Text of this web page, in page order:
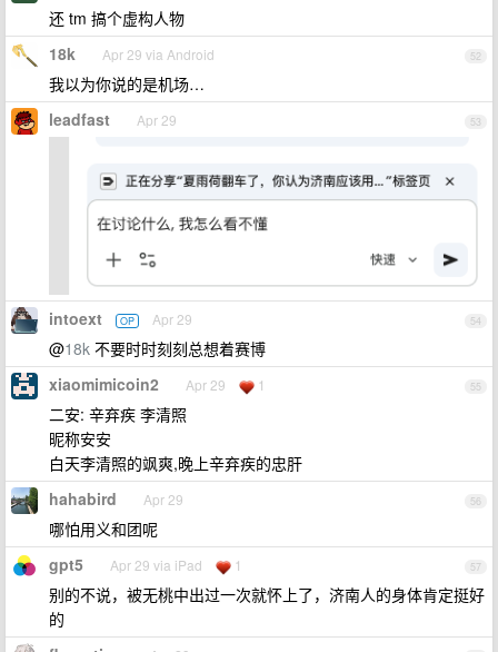
还 tm 搞个虚构人物
52
18k Apr 29 via Android
我以为你说的是机场…
53
leadfast Apr 29
54
intoext OP Apr 29
@18k 不要时时刻刻总想着赛博
55
xiaomimicoin2 Apr 29 1
二安: 辛弃疾 李清照
昵称安安
白天李清照的飒爽,晚上辛弃疾的忠肝
56
hahabird Apr 29
哪怕用义和团呢
57
gpt5 Apr 29 via iPad 1
别的不说，被无桃中出过一次就怀上了，济南人的身体肯定挺好
的